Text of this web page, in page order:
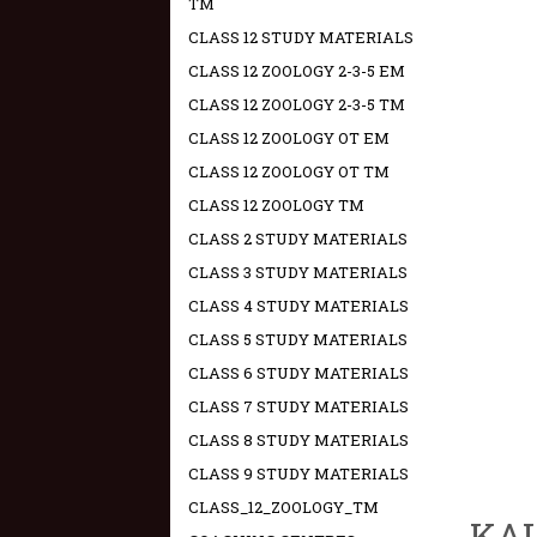
CLASS 12 STUDY MATERIALS
CLASS 12 ZOOLOGY 2-3-5 EM
CLASS 12 ZOOLOGY 2-3-5 TM
CLASS 12 ZOOLOGY OT EM
CLASS 12 ZOOLOGY OT TM
CLASS 12 ZOOLOGY TM
CLASS 2 STUDY MATERIALS
CLASS 3 STUDY MATERIALS
CLASS 4 STUDY MATERIALS
CLASS 5 STUDY MATERIALS
CLASS 6 STUDY MATERIALS
CLASS 7 STUDY MATERIALS
CLASS 8 STUDY MATERIALS
CLASS 9 STUDY MATERIALS
CLASS_12_ZOOLOGY_TM